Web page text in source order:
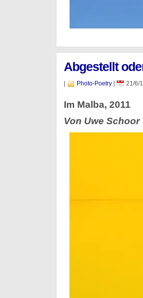
Abgestellt
Photo-Poetry| 21/6/
Im Malba, 2011
Von Uwe Schoor